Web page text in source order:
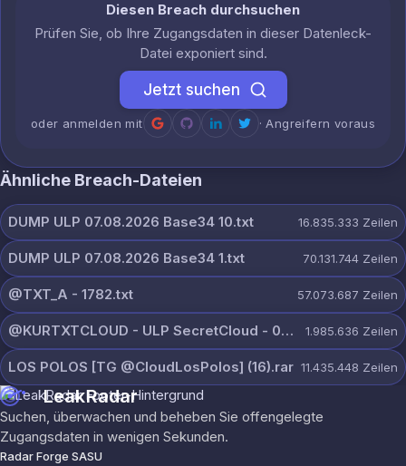
Diesen Breach durchsuchen
Prüfen Sie, ob Ihre Zugangsdaten in dieser Datenleck-
Datei exponiert sind.
Jetzt suchen
oder anmelden mit · Angreifern voraus
Ähnliche Breach-Dateien
DUMP ULP 07.08.2026 Base34 10.txt 16.835.333 Zeilen
DUMP ULP 07.08.2026 Base34 1.txt 70.131.744 Zeilen
@TXT_A - 1782.txt 57.073.687 Zeilen
@KURTXTCLOUD - ULP SecretCloud - 07 August 2026.txt 1.985.636 Zeilen
LOS POLOS [TG @CloudLosPolos] (16).rar 11.435.448 Zeilen
LeakRadar
Suchen, überwachen und beheben Sie offengelegte
Zugangsdaten in wenigen Sekunden.
Radar Forge SASU